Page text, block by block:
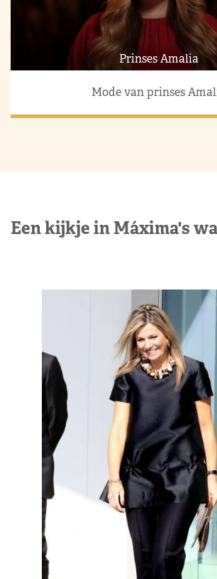
Prinses Amalia
Mode van prinses
Een kijkje in Máxima's